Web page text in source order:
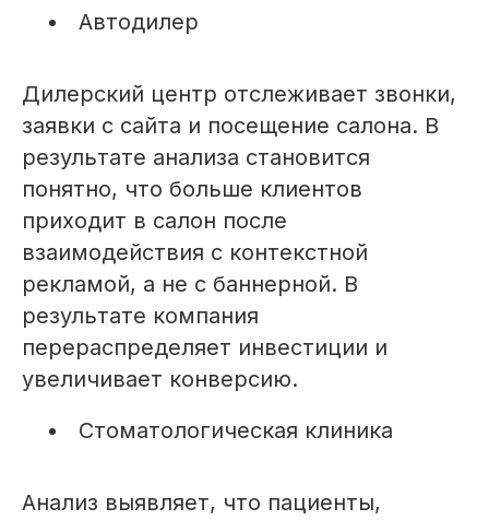
Автодилер
Дилерский центр отслеживает звонки,
заявки с сайта и посещение салона. В
результате анализа становится
понятно, что больше клиентов
приходит в салон после
взаимодействия с контекстной
рекламой, а не с баннерной. В
результате компания
перераспределяет инвестиции и
увеличивает конверсию.
Стоматологическая клиника
Анализ выявляет, что пациенты,